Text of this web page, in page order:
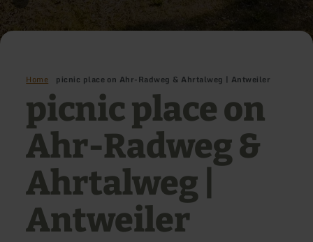
Home picnic place on Ahr-Radweg & Ahrtalweg | Antweiler
picnic place on
Ahr-Radweg &
Ahrtalweg |
Antweiler